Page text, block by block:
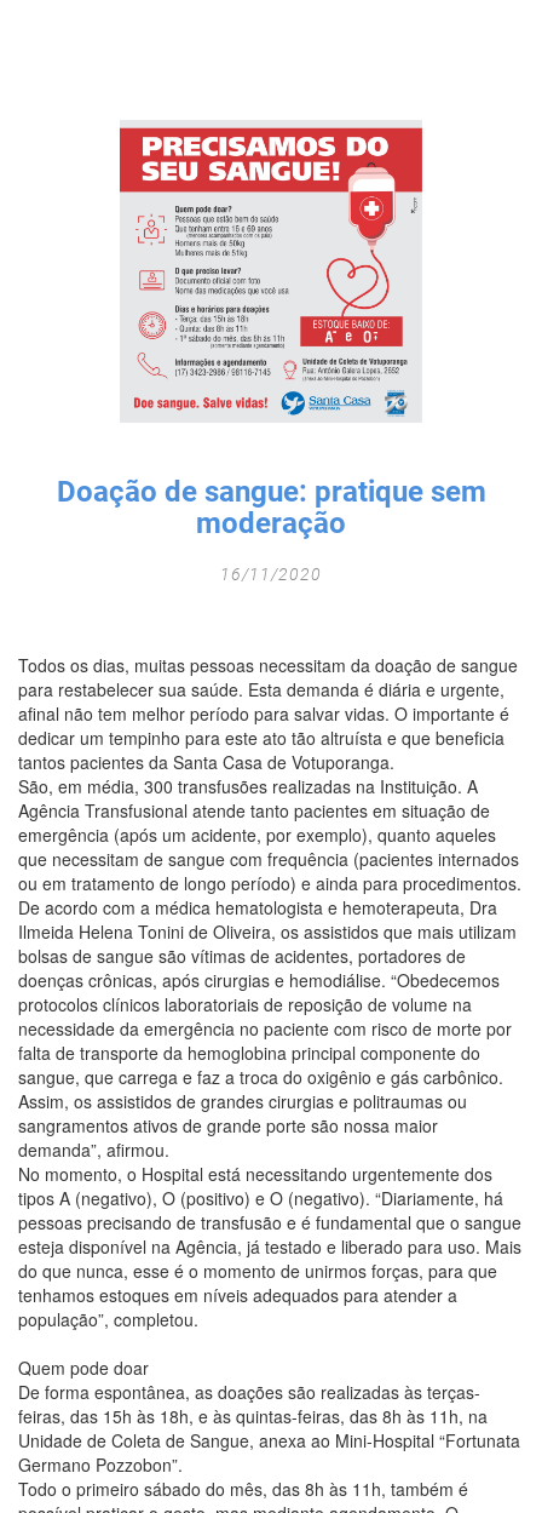
TODOS OS CAMPOS SÃO OBRIGATÓRIOS.
Doação de sangue: pratique sem
moderação
16/11/2020
Todos os dias, muitas pessoas necessitam da doação de sangue
para restabelecer sua saúde. Esta demanda é diária e urgente,
afinal não tem melhor período para salvar vidas. O importante é
dedicar um tempinho para este ato tão altruísta e que beneficia
tantos pacientes da Santa Casa de Votuporanga.
São, em média, 300 transfusões realizadas na Instituição. A
Agência Transfusional atende tanto pacientes em situação de
emergência (após um acidente, por exemplo), quanto aqueles
que necessitam de sangue com frequência (pacientes internados
ou em tratamento de longo período) e ainda para procedimentos.
De acordo com a médica hematologista e hemoterapeuta, Dra
Ilmeida Helena Tonini de Oliveira, os assistidos que mais utilizam
bolsas de sangue são vítimas de acidentes, portadores de
doenças crônicas, após cirurgias e hemodiálise. “Obedecemos
protocolos clínicos laboratoriais de reposição de volume na
necessidade da emergência no paciente com risco de morte por
falta de transporte da hemoglobina principal componente do
sangue, que carrega e faz a troca do oxigênio e gás carbônico.
Assim, os assistidos de grandes cirurgias e politraumas ou
sangramentos ativos de grande porte são nossa maior
demanda”, afirmou.
No momento, o Hospital está necessitando urgentemente dos
tipos A (negativo), O (positivo) e O (negativo). “Diariamente, há
pessoas precisando de transfusão e é fundamental que o sangue
esteja disponível na Agência, já testado e liberado para uso. Mais
do que nunca, esse é o momento de unirmos forças, para que
tenhamos estoques em níveis adequados para atender a
população”, completou.
Quem pode doar
De forma espontânea, as doações são realizadas às terças-
feiras, das 15h às 18h, e às quintas-feiras, das 8h às 11h, na
Unidade de Coleta de Sangue, anexa ao Mini-Hospital “Fortunata
Germano Pozzobon”.
Todo o primeiro sábado do mês, das 8h às 11h, também é